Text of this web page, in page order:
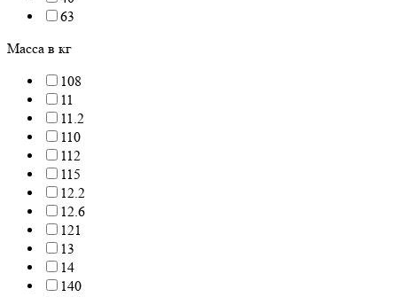
63
Масса в кг
108
11
11.2
110
112
115
12.2
12.6
121
13
14
140